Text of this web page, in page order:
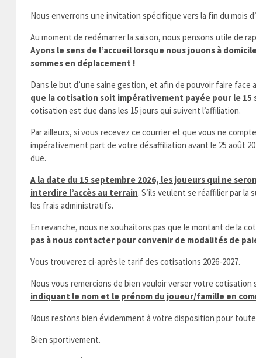
Nous enverrons une invitation spécifique vers la fin du mois
Au moment de redémarrer la saison, nous pensons utile de
Ayons le sens de l’accueil lorsque nous jouons à
sommes en déplacement !
Dans le but d’une saine gestion, et afin de pouvoir faire face
que la cotisation soit impérativement payée pour le 15
cotisation est due dans les 15 jours qui suivent l’affiliation.
Par ailleurs, si vous recevez ce courrier et que vous ne
impérativement part de votre désaffiliation avant le 25 août
due.
A la date du 15 septembre 2026, les joueurs qui ne
interdire l’accès au terrain. S’ils veulent se réaffilier par
les frais administratifs.
En revanche, nous ne souhaitons pas que le montant de la
pas à nous contacter pour convenir de modalités de
Vous trouverez ci-après le tarif des cotisations 2026-2027.
Nous vous remercions de bien vouloir verser votre cotisation
indiquant le nom et le prénom du joueur/famille en
Nous restons bien évidemment à votre disposition pour
Bien sportivement.